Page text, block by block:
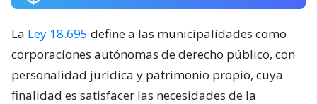
La Ley 18.695 define a las municipalidades como
corporaciones autónomas de derecho público, con
personalidad jurídica y patrimonio propio, cuya
finalidad es satisfacer las necesidades de la